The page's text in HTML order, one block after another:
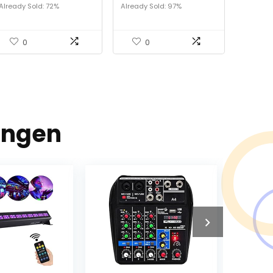
Sold: 72%
0
afstandsbedieningshen
Already Sold: 97%
0